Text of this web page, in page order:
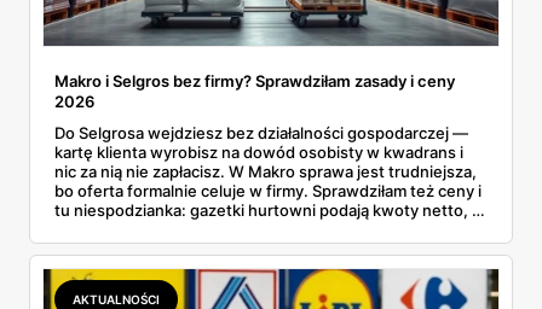
Makro i Selgros bez firmy? Sprawdziłam zasady i ceny
2026
Do Selgrosa wejdziesz bez działalności gospodarczej —
kartę klienta wyrobisz na dowód osobisty w kwadrans i
nic za nią nie zapłacisz. W Makro sprawa jest trudniejsza,
bo oferta formalnie celuje w firmy. Sprawdziłam też ceny i
tu niespodzianka: gazetki hurtowni podają kwoty netto, a
zawsze wygrywa — ta sama kawa ziarnista kosztuje w
Makro ponad dwa razy więcej niż w weekendowej
promocji dyskontu.
AKTUALNOŚCI